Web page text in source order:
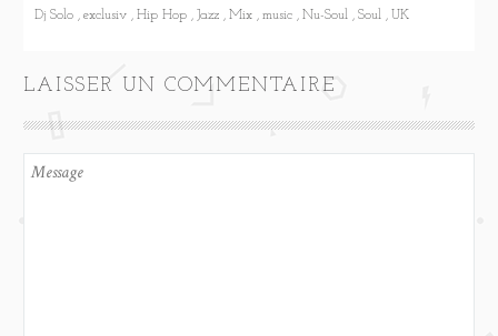
Dj Solo exclusiv Hip Hop Jazz Mix music Nu-Soul Soul UK
LAISSER UN COMMENTAIRE